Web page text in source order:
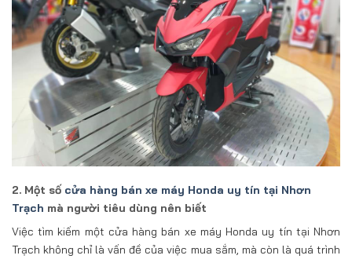
2. Một số cửa hàng bán xe máy Honda uy tín tại Nhơn
Trạch mà người tiêu dùng nên biết
Việc tìm kiếm một cửa hàng bán xe máy Honda uy tín tại Nhơn
Trạch không chỉ là vấn đề của việc mua sắm, mà còn là quá trình